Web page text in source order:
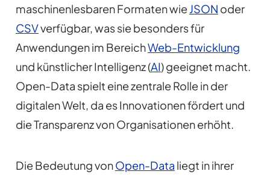
maschinenlesbaren Formaten wieJSON oder
CSVverfügbar, was sie besonders für
Anwendungen im BereichWeb-Entwicklung
und künstlicher Intelligenz (AI) geeignet macht.
Open-Data spielt eine zentrale Rolle in der
digitalen Welt, da es Innovationen fördert und
die Transparenz von Organisationen erhöht.
Die Bedeutung vonOpen-Data liegt in ihrer